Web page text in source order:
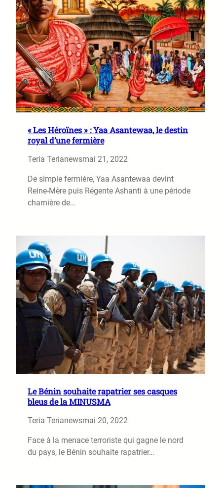
« Les Héroïnes » : Yaa Asantewaa, le destin
royal d’une fermière
Teria Terianewsmai 21, 2022
De simple fermière, Yaa Asantewaa devint
Reine-Mère puis Régente Ashanti à une période
charnière de…
Le Bénin souhaite rapatrier ses casques
bleus de la MINUSMA
Teria Terianewsmai 20, 2022
Face à la menace terroriste qui gagne le nord
du pays, le Bénin souhaite rapatrier…